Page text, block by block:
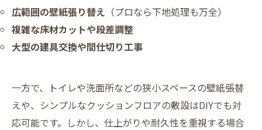
広範囲の壁紙張り替え （プロなら下地処理も万全）
複雑な床材カットや段差調整
大型の建具交換や間仕切り工事
一方で、トイレや洗面所などの狭小スペースの壁紙張替
えや、シンプルなクッションフロアの敷設はDIYでも対
応可能です。しかし、仕上がりや耐久性を重視する場合